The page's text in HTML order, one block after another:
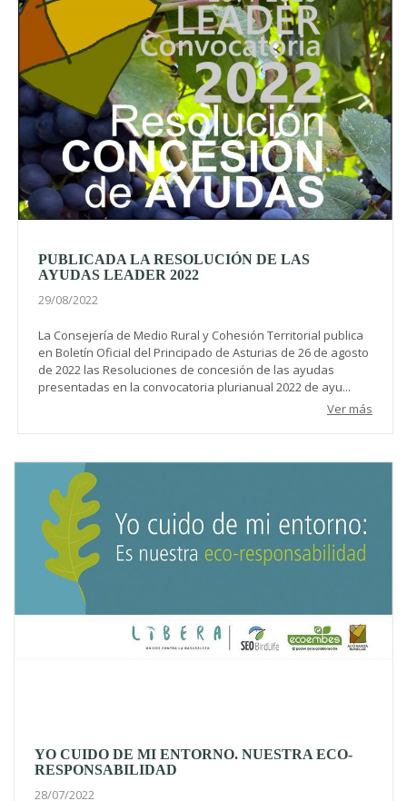
PUBLICADA LA RESOLUCIÓN DE LAS
AYUDAS LEADER 2022
29/08/2022
La Consejería de Medio Rural y Cohesión Territorial publica
en Boletín Oficial del Principado de Asturias de 26 de agosto
de 2022 las Resoluciones de concesión de las ayudas
presentadas en la convocatoria plurianual 2022 de ayu...
Ver más
YO CUIDO DE MI ENTORNO. NUESTRA ECO-
RESPONSABILIDAD
28/07/2022